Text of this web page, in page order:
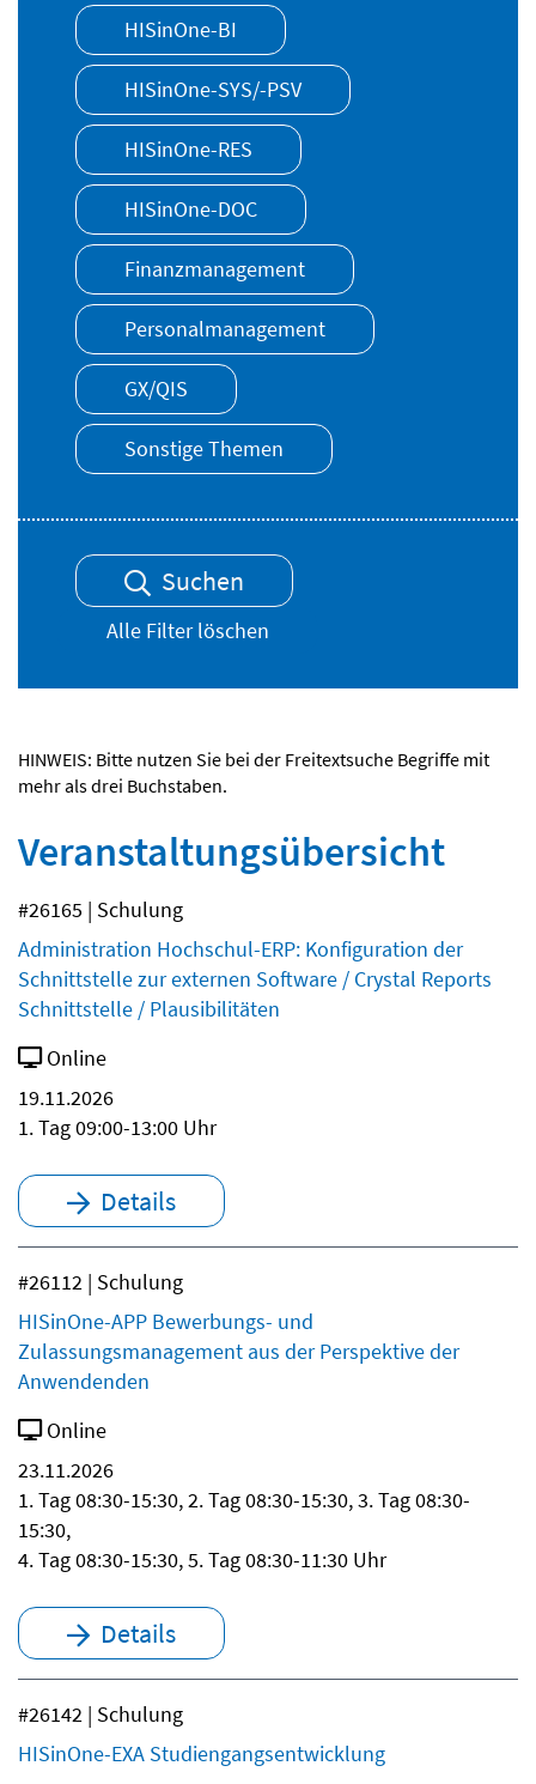
HISinOne-BI
HISinOne-SYS/-PSV
HISinOne-RES
HISinOne-DOC
Finanzmanagement
Personalmanagement
GX/QIS
Sonstige Themen
Suchen
Alle Filter löschen
HINWEIS: Bitte nutzen Sie bei der Freitextsuche Begriffe mit
mehr als drei Buchstaben.
Veranstaltungsübersicht
#26165 | Schulung
Administration Hochschul-ERP: Konfiguration der
Schnittstelle zur externen Software / Crystal Reports
Schnittstelle / Plausibilitäten
Online
19.11.2026
1. Tag 09:00-13:00 Uhr
Details
#26112 | Schulung
HISinOne-APP Bewerbungs- und
Zulassungsmanagement aus der Perspektive der
Anwendenden
Online
23.11.2026
1. Tag 08:30-15:30, 2. Tag 08:30-15:30, 3. Tag 08:30-
15:30,
4. Tag 08:30-15:30, 5. Tag 08:30-11:30 Uhr
Details
#26142 | Schulung
HISinOne-EXA Studiengangsentwicklung